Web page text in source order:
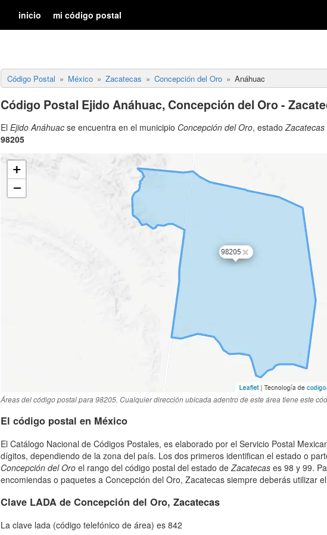
inicio mi código postal
Código Postal México Zacatecas Concepción del Oro Anáhuac
Código Postal Ejido Anáhuac, Concepción del Oro -
El Ejido Anáhuac se encuentra en el municipio Concepción del Oro, estadoZacatecas
98205
Áreas del código postal para 98205. Cualquier dirección ubicada adentro de este área tiene este
El código postal en México
El Catálogo Nacional de Códigos Postales, es elaborado por el Servicio Postal
dígitos, dependiendo de la zona del país. Los dos primeros identifican el estado o
Concepción del Oro el rango del código postal del estado de Zacatecas es 98 y 99.
encomiendas o paquetes a Concepción del Oro, Zacatecas siempre deberás utilizar
Clave LADA de Concepción del Oro, Zacatecas
La clave lada (código telefónico de área) es 842